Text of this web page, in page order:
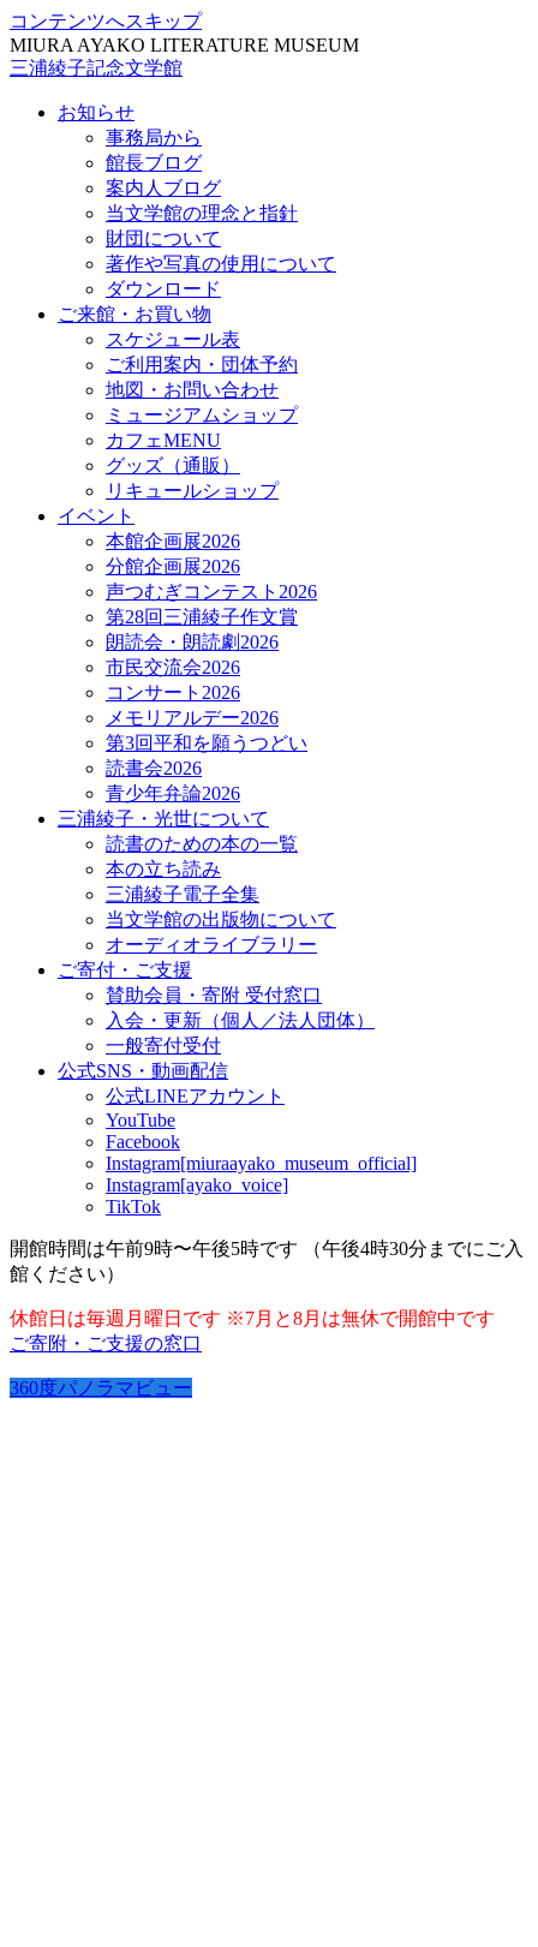
コンテンツへスキップ
MIURA AYAKO LITERATURE MUSEUM
三浦綾子記念文学館
お知らせ
事務局から
館長ブログ
案内人ブログ
当文学館の理念と指針
財団について
著作や写真の使用について
ダウンロード
ご来館・お買い物
スケジュール表
ご利用案内・団体予約
地図・お問い合わせ
ミュージアムショップ
カフェMENU
グッズ（通販）
リキュールショップ
イベント
本館企画展2026
分館企画展2026
声つむぎコンテスト2026
第28回三浦綾子作文賞
朗読会・朗読劇2026
市民交流会2026
コンサート2026
メモリアルデー2026
第3回平和を願うつどい
読書会2026
青少年弁論2026
三浦綾子・光世について
読書のための本の一覧
本の立ち読み
三浦綾子電子全集
当文学館の出版物について
オーディオライブラリー
ご寄付・ご支援
賛助会員・寄附 受付窓口
入会・更新（個人／法人団体）
一般寄付受付
公式SNS・動画配信
公式LINEアカウント
YouTube
Facebook
Instagram[miuraayako_museum_official]
Instagram[ayako_voice]
TikTok
開館時間は午前9時〜午後5時です （午後4時30分までにご入
館ください）
休館日は毎週月曜日です ※7月と8月は無休で開館中です
ご寄附・ご支援の窓口
360度パノラマビュー